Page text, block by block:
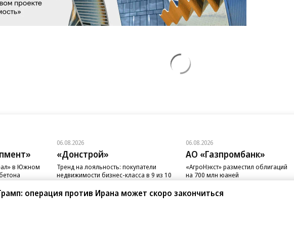
в Южном
06.08.2026
«Донстрой»
Тренд на лояльность: покупатели
недвижимости бизнес-класса в 9 из 10
случаев остаются в сегменте
06.08.2026
АО «Газпромбанк»
«АгроНэкст» разместил облигаций
на 700 млн юаней
операция против Ирана может скоро закончиться